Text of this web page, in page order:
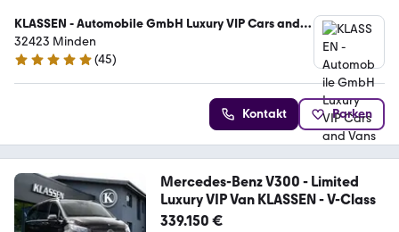
KLASSEN - Automobile GmbH Luxury VIP Cars and
Vans
32423 Minden
5 Sterne
(45)
Kontakt Parken
Mercedes-Benz V300 - Limited
Luxury VIP Van KLASSEN - V-Class
339.150 €